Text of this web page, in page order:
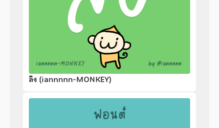
ลิง (iannnnn-MONKEY)